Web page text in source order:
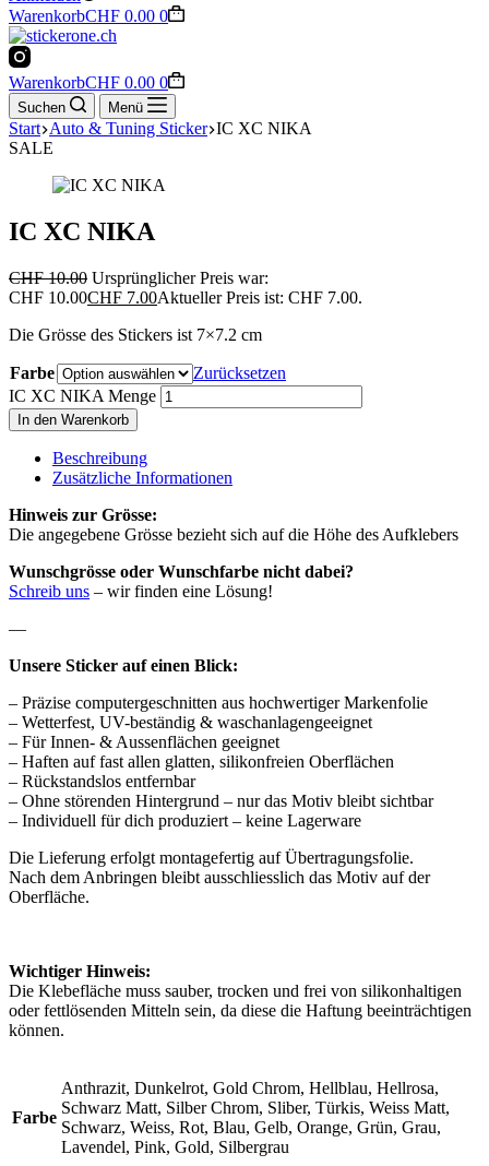
WarenkorbCHF 0.00 0
WarenkorbCHF 0.00 0
Suchen Menü
Start Auto & Tuning Sticker IC XC NIKA
SALE
IC XC NIKA
CHF10.00 Ursprünglicher Preis war:
CHF 10.00CHF 7.00Aktueller Preis ist: CHF 7.00.
Die Grösse des Stickers ist 7×7.2 cm
Farbe
Zurücksetzen
IC XC NIKA Menge
In den Warenkorb
Beschreibung
Zusätzliche Informationen
Hinweis zur Grösse:
Die angegebene Grösse bezieht sich auf die Höhe des Aufklebers
Wunschgrösse oder Wunschfarbe nicht dabei?
Schreib uns – wir finden eine Lösung!
—
Unsere Sticker auf einen Blick:
– Präzise computergeschnitten aus hochwertiger Markenfolie
– Wetterfest, UV-beständig & waschanlagengeeignet
– Für Innen- & Aussenflächen geeignet
– Haften auf fast allen glatten, silikonfreien Oberflächen
– Rückstandslos entfernbar
– Ohne störenden Hintergrund – nur das Motiv bleibt sichtbar
– Individuell für dich produziert – keine Lagerware
Die Lieferung erfolgt montagefertig auf Übertragungsfolie.
Nach dem Anbringen bleibt ausschliesslich das Motiv auf der
Oberfläche.
Wichtiger Hinweis:
Die Klebefläche muss sauber, trocken und frei von silikonhaltigen
oder fettlösenden Mitteln sein, da diese die Haftung beeinträchtigen
können.
Farbe
Anthrazit, Dunkelrot, Gold Chrom, Hellblau, Hellrosa,
Schwarz Matt, Silber Chrom, Sliber, Türkis, Weiss Matt,
Schwarz, Weiss, Rot, Blau, Gelb, Orange, Grün, Grau,
Lavendel, Pink, Gold, Silbergrau